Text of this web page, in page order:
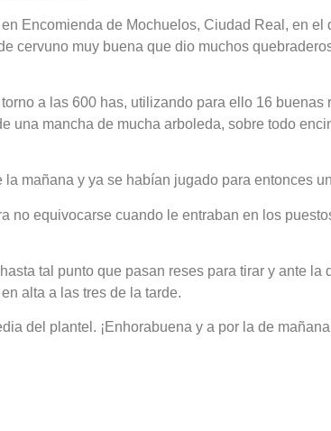
Encomienda de Mochuelos, Ciudad Real, en
cervuno muy buena que dio muchos
a las 600 has, utilizando para ello 16
una mancha de mucha arboleda, sobre todo
mañana y ya se habían jugado para entonces
no equivocarse cuando le entraban en los
tal punto que pasan reses para tirar y ante la
alta a las tres de la tarde.
del plantel. ¡Enhorabuena y a por la de